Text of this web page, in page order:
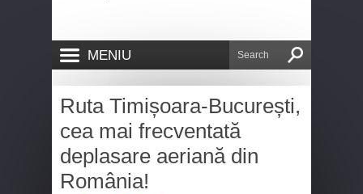
MENIU
Ruta Timișoara-București,
cea mai frecventată
deplasare aeriană din
România!